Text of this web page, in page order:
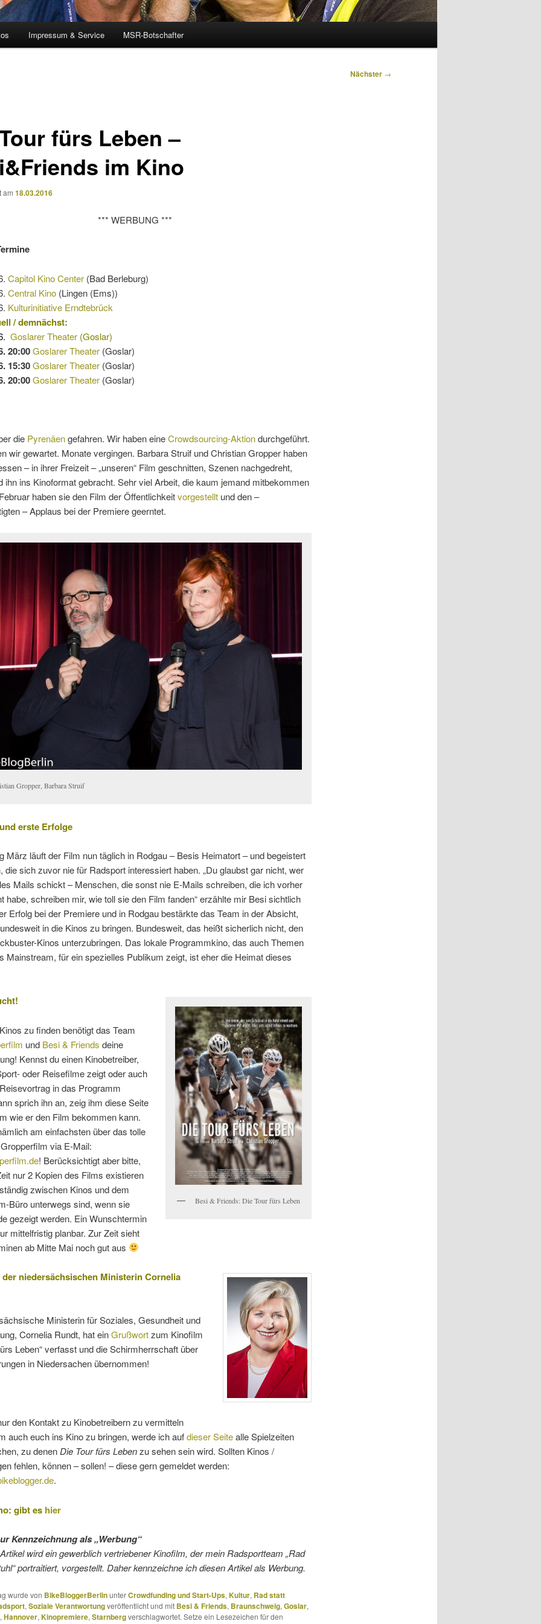
Impressum & Service MSR-Botschafter
Nächster →
fürs Leben –
im Kino
am 18.03.2016
*** WERBUNG ***
Capitol Kino Center (Bad Berleburg)
Central Kino (Lingen (Ems))
Kulturinitiative Erndtebrück
/ demnächst:
Goslarer Theater (Goslar)
20:00Goslarer Theater (Goslar)
15:30Goslarer Theater (Goslar)
20:00 Goslarer Theater (Goslar)
die Pyrenäengefahren. Wir haben eineCrowdsourcing-Aktiondurchgeführt.
wir gewartet. Monate vergingen. Barbara Struif und Christian Gropper haben
– in ihrer Freizeit – „unseren“ Film geschnitten, Szenen nachgedreht,
ihn ins Kinoformat gebracht. Sehr viel Arbeit, die kaum jemand mitbekommen
haben sie den Film der Öffentlichkeitvorgestelltund den –
– Applaus bei der Premiere geerntet.
Gropper, Barbara Struif
erste Erfolge
März läuft der Film nun täglich in Rodgau – Besis Heimatort – und begeistert
die sich zuvor nie für Radsport interessiert haben. „Du glaubst gar nicht, wer
Mails schickt – Menschen, die sonst nie E-Mails schreiben, die ich vorher
habe, schreiben mir, wie toll sie den Film fanden“ erzählte mir Besi sichtlich
Erfolg bei der Premiere und in Rodgau bestärkte das Team in der Absicht,
in die Kinos zu bringen. Bundesweit, das heißt sicherlich nicht, den
Kinos unterzubringen. Das lokale Programmkino, das auch Themen
Mainstream, für ein spezielles Publikum zeigt, ist eher die Heimat dieses
Besi & Friends: Die Tour fürs Leben
zu finden benötigt das Team
und Besi & Friends deine
Kennst du einen Kinobetreiber,
oder Reisefilme zeigt oder auch
in das Programm
sprich ihn an, zeig ihm diese Seite
wie er den Film bekommen kann.
am einfachsten über das tolle
via E-Mail:
! Berücksichtigt aber bitte,
nur 2 Kopien des Films existieren
zwischen Kinos und dem
Büro unterwegs sind, wenn sie
gezeigt werden. Ein Wunschtermin
mittelfristig planbar. Zur Zeit sieht
ab Mitte Mai noch gut aus
niedersächsischen Ministerin Cornelia
Ministerin für Soziales, Gesundheit und
Cornelia Rundt, hat einGrußwortzum Kinofilm
Leben“ verfasst und die Schirmherrschaft über
in Niedersachen übernommen!
den Kontakt zu Kinobetreibern zu vermitteln
auch euch ins Kino zu bringen, werde ich aufdieser Seitealle Spielzeiten
zu denenDie Tour fürs Lebenzu sehen sein wird. Sollten Kinos /
fehlen, können – sollen! – diese gern gemeldet werden:
.
gibt es hier
Kennzeichnung als „Werbung“
wirdein gewerblich vertriebener Kinofilm, der mein Radsportteam „Rad
portraitiert, vorgestellt. Daher kennzeichne ich diesenArtikelals Werbung.
wurde von BikeBloggerBerlinunterCrowdfunding und Start-Ups, Kultur, Rad statt
, Soziale Verantwortungveröffentlicht und mit Besi & Friends, Braunschweig, Goslar,
, Hannover, Kinopremiere, Starnbergverschlagwortet. Setze ein Lesezeichen für den